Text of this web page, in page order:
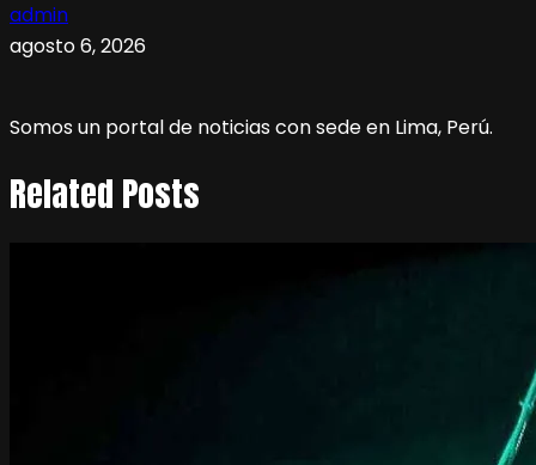
admin
agosto 6, 2026
Somos un portal de noticias con sede en Lima, Perú.
Related Posts